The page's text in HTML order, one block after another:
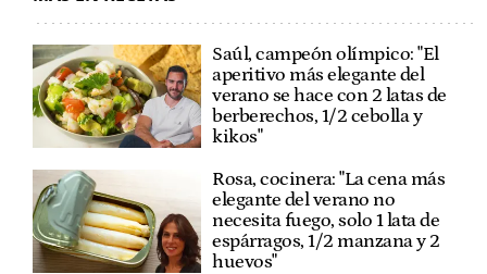
Saúl, campeón olímpico: "El
aperitivo más elegante del
verano se hace con 2 latas de
berberechos, 1/2 cebolla y
kikos"
Rosa, cocinera: "La cena más
elegante del verano no
necesita fuego, solo 1 lata de
espárragos, 1/2 manzana y 2
huevos"